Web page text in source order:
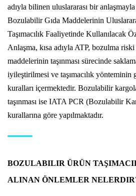
adıyla bilinen uluslararası bir
Bozulabilir Gıda Maddelerinin
Taşımacılık Faaliyetinde Kullanılacak
Anlaşma, kısa adıyla ATP, bozulma riski
maddelerinin taşınması sürecinde
iyileştirilmesi ve taşımacılık
kuralları içermektedir. Bozulabilir
taşınması ise IATA PCR (Bozulabilir
kurallarına göre yapılmaktadır.
BOZULABILIR ÜRÜN
ALINAN ÖNLEMLER